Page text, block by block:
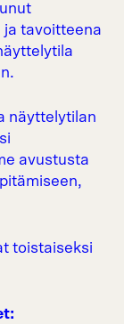
tavoitteena
näyttelytilan
avustusta
toistaiseksi